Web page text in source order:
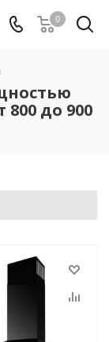
0
до 900